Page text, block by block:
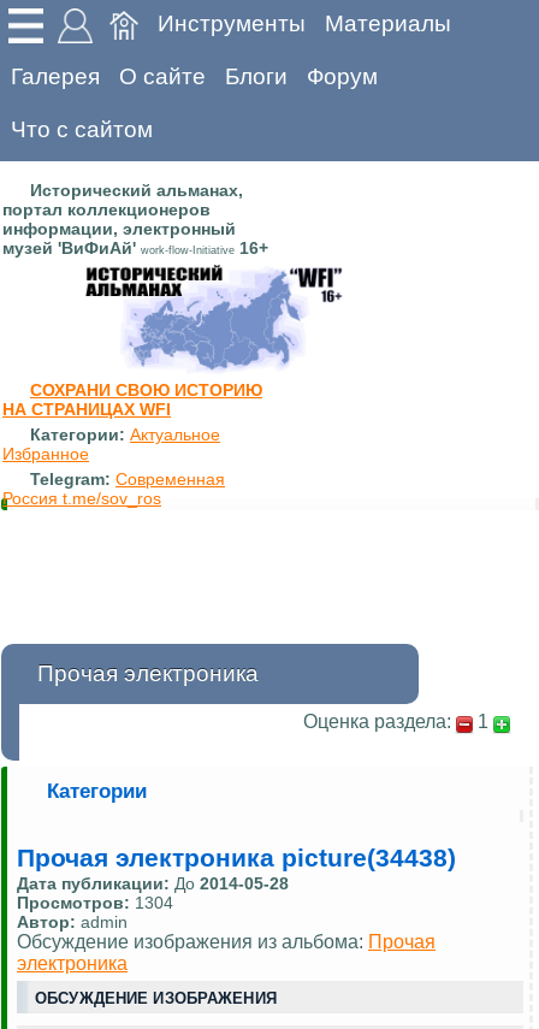
Инструменты Материалы
Галерея О сайте Блоги Форум
Что с сайтом
Исторический альманах,
портал коллекционеров
информации, электронный
музей 'ВиФиАй' work-flow-Initiative 16+
СОХРАНИ СВОЮ ИСТОРИЮ
НА СТРАНИЦАХ WFI
Категории: Актуальное
Избранное
Telegram: Современная
Россия t.me/sov_ros
Прочая электроника
Оценка раздела: 1
Категории
Прочая электроника picture(34438)
Дата публикации: До 2014-05-28
Просмотров: 1304
Автор: admin
Обсуждение изображения из альбома: Прочая
электроника
ОБСУЖДЕНИЕ ИЗОБРАЖЕНИЯ